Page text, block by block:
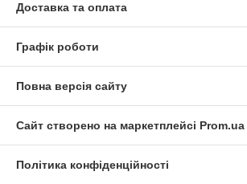
Доставка та оплата
Графік роботи
Повна версія сайту
Сайт створено на маркетплейсі Prom.ua
Політика конфіденційності